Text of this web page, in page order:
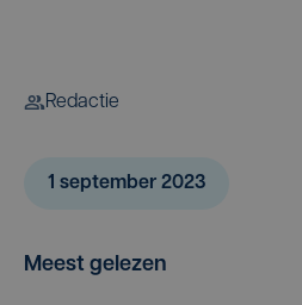
Redactie
1 september 2023
Meest gelezen